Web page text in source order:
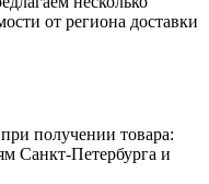
от региона доставки
получении товара:
Санкт-Петербурга и